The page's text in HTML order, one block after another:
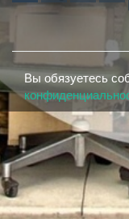
Вы обязуетесь